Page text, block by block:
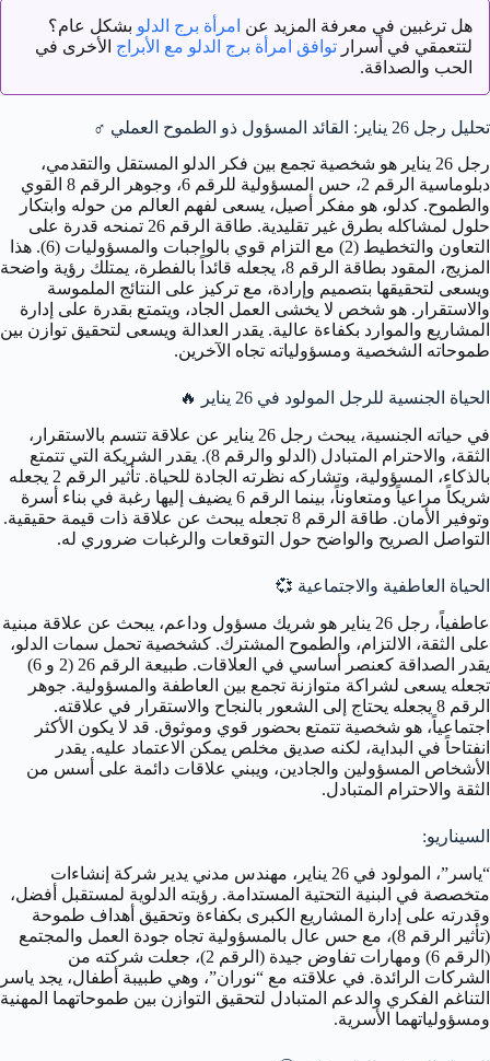
هل ترغبين في معرفة المزيد عن امرأة برج الدلو بشكل عام؟
لتتعمقي في أسرار توافق امرأة برج الدلو مع الأبراج الأخرى في
الحب والصداقة.
تحليل رجل 26 يناير: القائد المسؤول ذو الطموح العملي
♂️
رجل 26 يناير هو شخصية تجمع بين فكر الدلو المستقل والتقدمي،
دبلوماسية الرقم 2، حس المسؤولية للرقم 6، وجوهر الرقم 8 القوي
والطموح. كدلو، هو مفكر أصيل، يسعى لفهم العالم من حوله وابتكار
حلول لمشاكله بطرق غير تقليدية. طاقة الرقم 26 تمنحه قدرة على
التعاون والتخطيط (2) مع التزام قوي بالواجبات والمسؤوليات (6). هذا
المزيج، المقود بطاقة الرقم 8، يجعله قائداً بالفطرة، يمتلك رؤية واضحة
ويسعى لتحقيقها بتصميم وإرادة، مع تركيز على النتائج الملموسة
والاستقرار. هو شخص لا يخشى العمل الجاد، ويتمتع بقدرة على إدارة
المشاريع والموارد بكفاءة عالية. يقدر العدالة ويسعى لتحقيق توازن بين
طموحاته الشخصية ومسؤولياته تجاه الآخرين.
الحياة الجنسية للرجل المولود في 26 يناير
🔥
في حياته الجنسية، يبحث رجل 26 يناير عن علاقة تتسم بالاستقرار،
الثقة، والاحترام المتبادل (الدلو والرقم 8). يقدر الشريكة التي تتمتع
بالذكاء، المسؤولية، وتشاركه نظرته الجادة للحياة. تأثير الرقم 2 يجعله
شريكاً مراعياً ومتعاوناً، بينما الرقم 6 يضيف إليها رغبة في بناء أسرة
وتوفير الأمان. طاقة الرقم 8 تجعله يبحث عن علاقة ذات قيمة حقيقية.
التواصل الصريح والواضح حول التوقعات والرغبات ضروري له.
الحياة العاطفية والاجتماعية 💞
عاطفياً، رجل 26 يناير هو شريك مسؤول وداعم، يبحث عن علاقة مبنية
على الثقة، الالتزام، والطموح المشترك. كشخصية تحمل سمات الدلو،
يقدر الصداقة كعنصر أساسي في العلاقات. طبيعة الرقم 26 (2 و 6)
تجعله يسعى لشراكة متوازنة تجمع بين العاطفة والمسؤولية. جوهر
الرقم 8 يجعله يحتاج إلى الشعور بالنجاح والاستقرار في علاقته.
اجتماعياً، هو شخصية تتمتع بحضور قوي وموثوق. قد لا يكون الأكثر
انفتاحاً في البداية، لكنه صديق مخلص يمكن الاعتماد عليه. يقدر
الأشخاص المسؤولين والجادين، ويبني علاقات دائمة على أسس من
الثقة والاحترام المتبادل.
السيناريو:
“ياسر”، المولود في 26 يناير، مهندس مدني يدير شركة إنشاءات
متخصصة في البنية التحتية المستدامة. رؤيته الدلوية لمستقبل أفضل،
وقدرته على إدارة المشاريع الكبرى بكفاءة وتحقيق أهداف طموحة
(تأثير الرقم 8)، مع حس عال بالمسؤولية تجاه جودة العمل والمجتمع
(الرقم 6) ومهارات تفاوض جيدة (الرقم 2)، جعلت شركته من
الشركات الرائدة. في علاقته مع “نوران”، وهي طبيبة أطفال، يجد ياسر
التناغم الفكري والدعم المتبادل لتحقيق التوازن بين طموحاتهما المهنية
ومسؤولياتهما الأسرية.